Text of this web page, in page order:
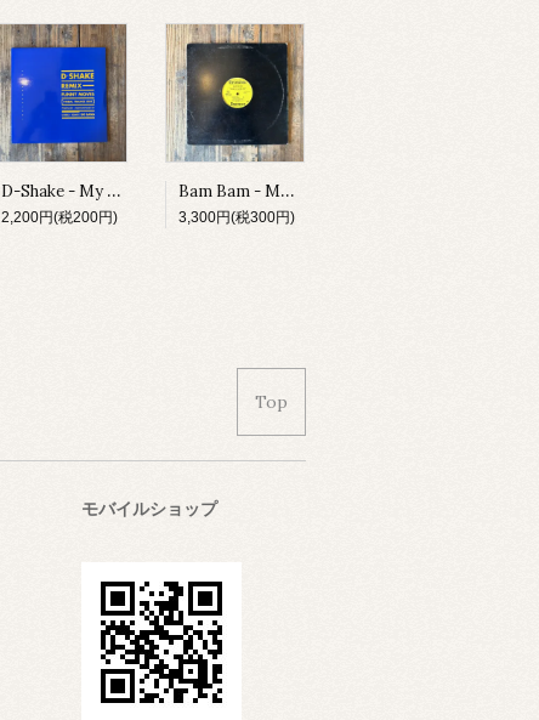
D-Shake - My Heart The Beat / Funny Moves
2,200円(税200円)
Bam Bam - Make U Scream
3,300円(税300円)
Top
モバイルショップ